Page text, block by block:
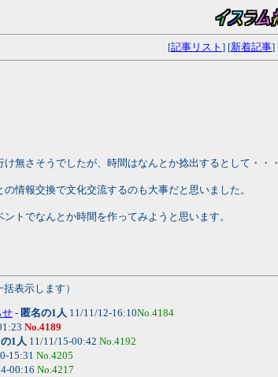
[記事リスト ] [新着記事]
無さそうでしたが、時間はなんとか捻出するとして・・
情報交換で文化交流するのも大事だと思いました。
トでなんとか時間を作ってみようと思います。
表示します）
せ - 匿名の1人 11/11/12-16:10No.4184
No.4189
1人 11/11/15-00:42 No.4192
15:31 No.4205
00:16 No.4217